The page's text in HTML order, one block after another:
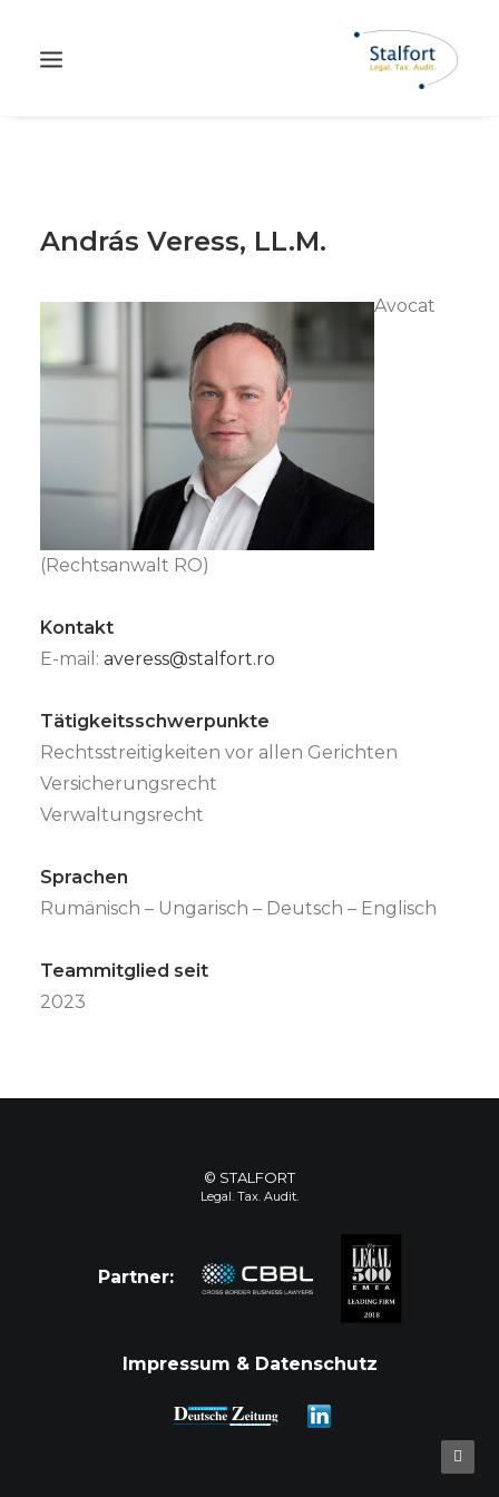
András Veress, LL.M.
Avocat
(Rechtsanwalt RO)
Kontakt
E-mail: averess@stalfort.ro
Tätigkeitsschwerpunkte
Rechtsstreitigkeiten vor allen Gerichten
Versicherungsrecht
Verwaltungsrecht
Sprachen
Rumänisch – Ungarisch – Deutsch – Englisch
Teammitglied seit
2023
© STALFORT
Legal. Tax. Audit.
Partner:
Impressum & Datenschutz